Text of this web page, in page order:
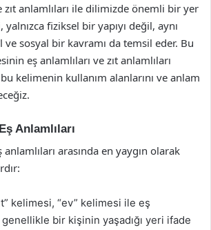
zıt anlamlıları ile dilimizde önemli bir yer
yalnızca fiziksel bir yapıyı değil, aynı
sosyal bir kavramı da temsil eder. Bu
eş anlamlıları ve zıt anlamlıları
kelimenin kullanım alanlarını ve anlam
Anlamlıları
anlamlıları arasında en yaygın olarak
kelimesi, “ev” kelimesi ile eş
genellikle bir kişinin yaşadığı yeri ifade